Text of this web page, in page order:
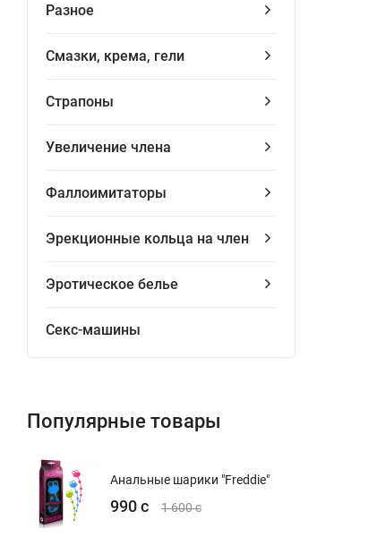
Разное
Смазки, крема, гели
Страпоны
Увеличение члена
Фаллоимитаторы
Эрекционные кольца на член
Эротическое белье
Секс-машины
Популярные товары
Анальные шарики "Freddie"
990 с 1 600 с